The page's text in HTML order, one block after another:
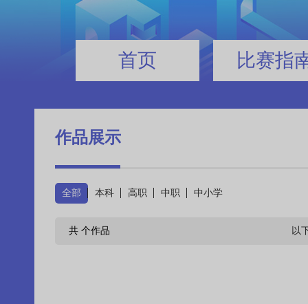
首页 比赛指
作品展示
全部 本科 高职 中职 中小学
共 个作品 以